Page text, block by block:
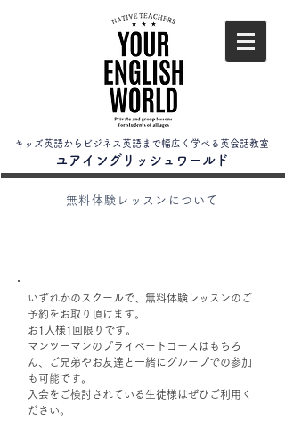
キッズ英語からビジネス英語まで幅広く学べる英会話教室
​ユアイングリッシュワールド
無料体験レッスンについて
いずれかのスクールで、無料体験レッスンのご
予約をお取り頂けます。
お1人様1回限りです。
​マンツーマンのプライベートコースはもちろ
ん、ご兄弟やお友達と一緒にグループでの参加
も可能です。
​入会をご検討されている生徒様はぜひご利用く
ださい。